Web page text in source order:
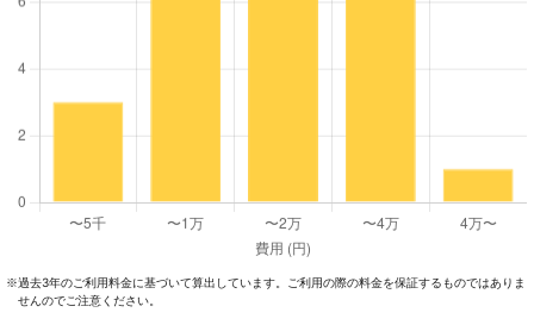
※過去3年のご利⽤料⾦に基づいて算出しています。ご利⽤の際の料⾦を保証するものではありま
せんのでご注意ください。